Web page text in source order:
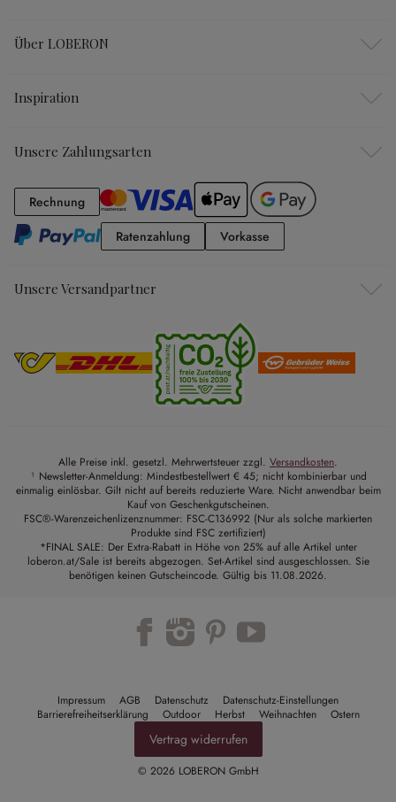
Über LOBERON
Inspiration
Unsere Zahlungsarten
RechnungRechnung
RatenzahlungRatenzahlung
Vorkasse
Unsere Versandpartner
Alle Preise inkl. gesetzl. Mehrwertsteuer zzgl. Versandkosten.
¹ Newsletter-Anmeldung: Mindestbestellwert € 45; nicht kombinierbar und
einmalig einlösbar. Gilt nicht auf bereits reduzierte Ware. Nicht anwendbar beim
Kauf von Geschenkgutscheinen.
FSC®-Warenzeichenlizenznummer: FSC-C136992 (Nur als solche markierten
Produkte sind FSC zertifiziert)
*FINAL SALE: Der Extra-Rabatt in Höhe von 25% auf alle Artikel unter
loberon.at/Sale ist bereits abgezogen. Set-Artikel sind ausgeschlossen. Sie
benötigen keinen Gutscheincode. Gültig bis 11.08.2026.
Impressum AGB Datenschutz
Datenschutz-Einstellungen
Barrierefreiheitserklärung
Outdoor Herbst Weihnachten Ostern
Vertrag widerrufen
© 2026 LOBERON GmbH